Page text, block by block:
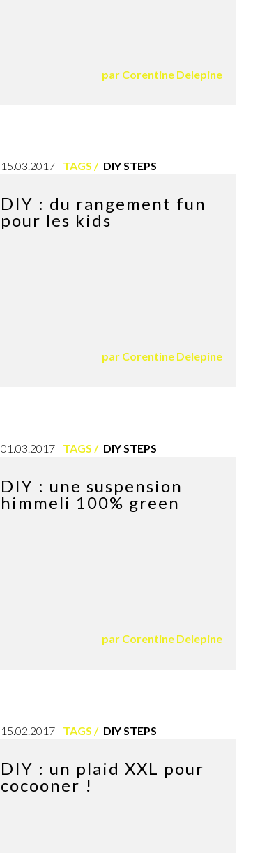
par Corentine Delepine
15.03.2017 TAGS DIY STEPS
DIY : du rangement fun
pour les kids
par Corentine Delepine
01.03.2017 TAGS DIY STEPS
DIY : une suspension
himmeli 100% green
par Corentine Delepine
15.02.2017 TAGS DIY STEPS
DIY : un plaid XXL pour
cocooner !